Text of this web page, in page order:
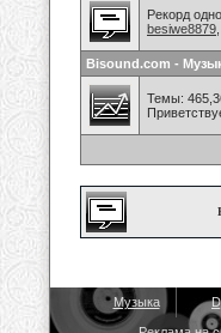
Рекорд
besiwe8879
Bisound.com -
Темы:
Музыка